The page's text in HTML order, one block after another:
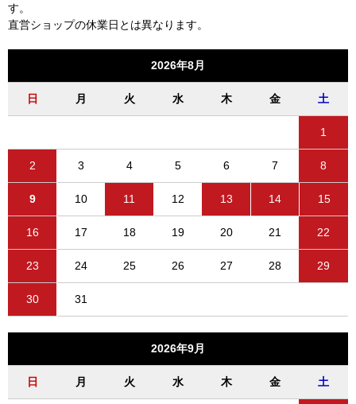
す。
直営ショップの休業日とは異なります。
2026年8月
日 月 火 水 木 金 土
1
2 3 4 5 6 7 8
9 10 11 12 13 14 15
16 17 18 19 20 21 22
23 24 25 26 27 28 29
30 31
2026年9月
日 月 火 水 木 金 土